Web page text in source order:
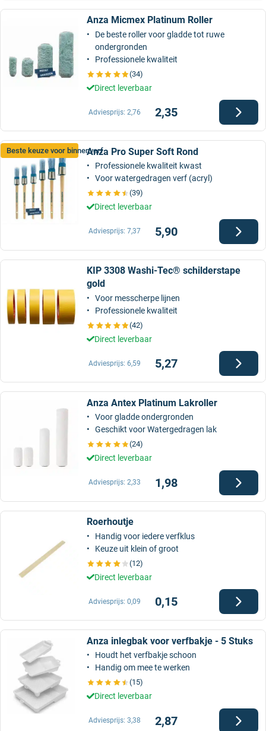
Anza Micmex Platinum Roller
De beste roller voor gladde tot ruwe
ondergronden
Professionele kwaliteit
(34)
Direct leverbaar
2,35
Adviesprijs: 2,76
Beste keuze voor binnenverfAnza Pro Super Soft Rond
Professionele kwaliteit kwast
Voor watergedragen verf (acryl)
(39)
Direct leverbaar
5,90
Adviesprijs: 7,37
KIP 3308 Washi-Tec® schilderstape
gold
Voor messcherpe lijnen
Professionele kwaliteit
(42)
Direct leverbaar
5,27
Adviesprijs: 6,59
Anza Antex Platinum Lakroller
Voor gladde ondergronden
Geschikt voor Watergedragen lak
(24)
Direct leverbaar
1,98
Adviesprijs: 2,33
Roerhoutje
Handig voor iedere verfklus
Keuze uit klein of groot
(12)
Direct leverbaar
0,15
Adviesprijs: 0,09
Anza inlegbak voor verfbakje - 5 Stuks
Houdt het verfbakje schoon
Handig om mee te werken
(15)
Direct leverbaar
2,87
Adviesprijs: 3,38